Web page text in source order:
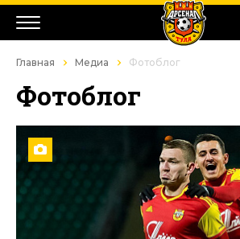
Главная Медиа Фотоблог
Фотоблог